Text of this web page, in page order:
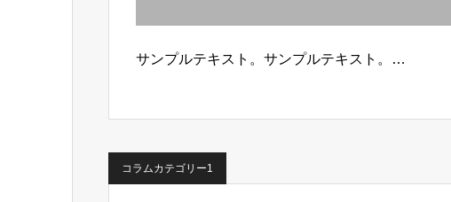
サンプルテキスト。サンプルテキスト。…
コラムカテゴリー1